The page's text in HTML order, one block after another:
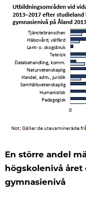
En större andel
högskolenivå
gymnasienivå